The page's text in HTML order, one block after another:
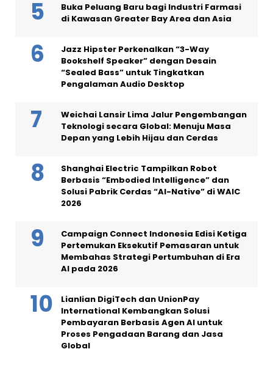
Buka Peluang Baru bagi Industri Farmasi
di Kawasan Greater Bay Area dan Asia
Jazz Hipster Perkenalkan “3-Way
Bookshelf Speaker” dengan Desain
“Sealed Bass” untuk Tingkatkan
Pengalaman Audio Desktop
Weichai Lansir Lima Jalur Pengembangan
Teknologi secara Global: Menuju Masa
Depan yang Lebih Hijau dan Cerdas
Shanghai Electric Tampilkan Robot
Berbasis “Embodied Intelligence” dan
Solusi Pabrik Cerdas “AI-Native” di WAIC
2026
Campaign Connect Indonesia Edisi Ketiga
Pertemukan Eksekutif Pemasaran untuk
Membahas Strategi Pertumbuhan di Era
AI pada 2026
Lianlian DigiTech dan UnionPay
International Kembangkan Solusi
Pembayaran Berbasis Agen AI untuk
Proses Pengadaan Barang dan Jasa
Global